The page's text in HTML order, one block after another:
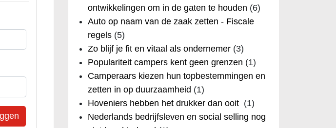
ontwikkelingen om in de gaten te houden (6)
Auto op naam van de zaak zetten - Fiscale
regels(5)
Zo blijf je fit en vitaal als ondernemer(3)
Populariteit campers kent geen grenzen (1)
Camperaars kiezen hun topbestemmingen en
zetten in op duurzaamheid (1)
Hoveniers hebben het drukker dan ooit (1)
Nederlands bedrijfsleven en social selling nog